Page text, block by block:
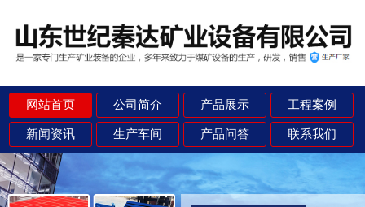
网站首页 公司简介 产品展示 工程案例
新闻资讯 生产车间 产品问答 联系我们